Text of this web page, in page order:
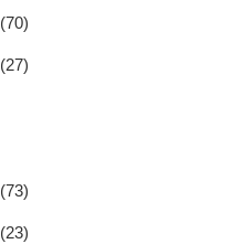
(70)
(27)
(73)
(23)